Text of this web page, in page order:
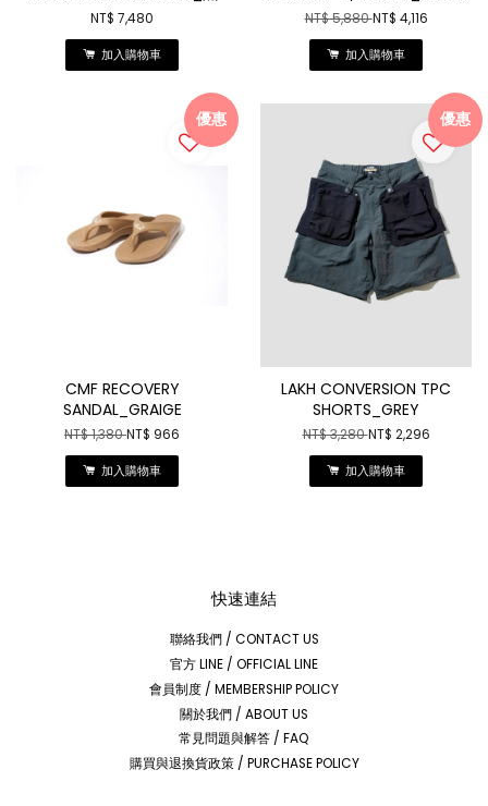
NT$ 7,480
加入購物車
NT$ 5,880NT$ 4,116
加入購物車
優惠
CMF RECOVERY
SANDAL_GRAIGE
NT$ 1,380NT$ 966
加入購物車
優惠
LAKH CONVERSION TPC
SHORTS_GREY
NT$ 3,280NT$ 2,296
加入購物車
快速連結
聯絡我們 / CONTACT US
官方 LINE / OFFICIAL LINE
會員制度 / MEMBERSHIP POLICY
關於我們 / ABOUT US
常見問題與解答 / FAQ
購買與退換貨政策 / PURCHASE POLICY